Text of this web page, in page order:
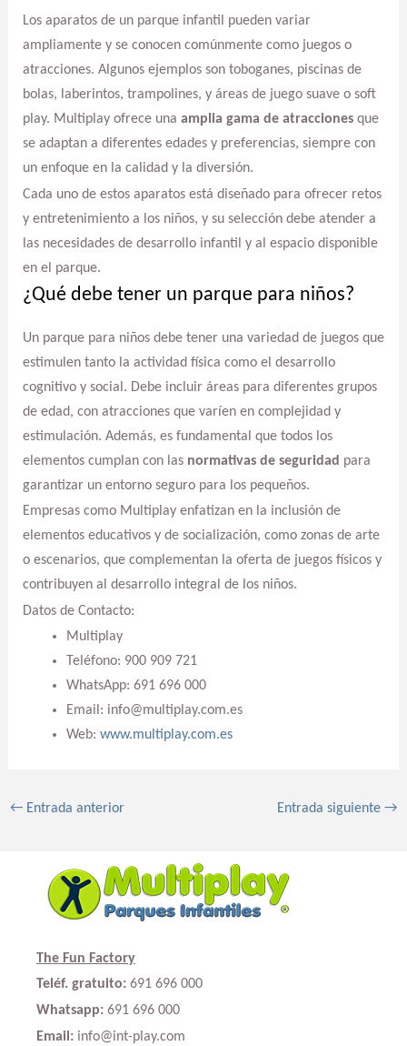
Los aparatos de un parque infantil pueden variar
ampliamente y se conocen comúnmente como juegos o
atracciones. Algunos ejemplos son toboganes, piscinas de
bolas, laberintos, trampolines, y áreas de juego suave o soft
play. Multiplay ofrece una amplia gama de atraccionesque
se adaptan a diferentes edades y preferencias, siempre con
un enfoque en la calidad y la diversión.
Cada uno de estos aparatos está diseñado para ofrecer retos
y entretenimiento a los niños, y su selección debe atender a
las necesidades de desarrollo infantil y al espacio disponible
en el parque.
¿Qué debe tener un parque para niños?
Un parque para niños debe tener una variedad de juegos que
estimulen tanto la actividad física como el desarrollo
cognitivo y social. Debe incluir áreas para diferentes grupos
de edad, con atracciones que varíen en complejidad y
estimulación. Además, es fundamental que todos los
elementos cumplan con las normativas de seguridad para
garantizar un entorno seguro para los pequeños.
Empresas como Multiplay enfatizan en la inclusión de
elementos educativos y de socialización, como zonas de arte
o escenarios, que complementan la oferta de juegos físicos y
contribuyen al desarrollo integral de los niños.
Datos de Contacto:
Multiplay
Teléfono: 900 909 721
WhatsApp: 691 696 000
Email: info@multiplay.com.es
Web: www.multiplay.com.es
←Entrada anterior Entrada siguiente→
The Fun Factory
Teléf. gratuito: 691 696 000
Whatsapp: 691 696 000
Email: info@int-play.com